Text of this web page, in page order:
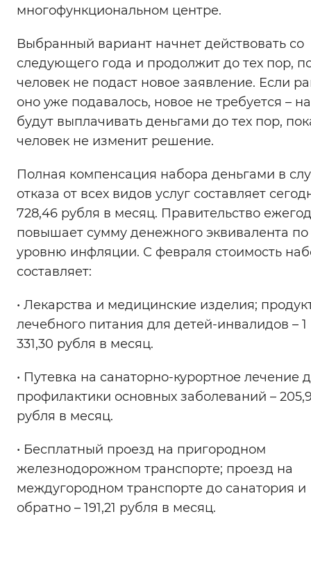
многофункциональном центре.
Выбранный вариант начнет действовать со
следующего года и продолжит до тех пор,
человек не подаст новое заявление. Если
оно уже подавалось, новое не требуется –
будут выплачивать деньгами до тех пор,
человек не изменит решение.
Полная компенсация набора деньгами в
отказа от всех видов услуг составляет
728,46 рубля в месяц. Правительство
повышает сумму денежного эквивалента по
уровню инфляции. С февраля стоимость
составляет:
• Лекарства и медицинские изделия;
лечебного питания для детей-инвалидов – 1
331,30 рубля в месяц.
• Путевка на санаторно-курортное лечение
профилактики основных заболеваний –
рубля в месяц.
• Бесплатный проезд на пригородном
железнодорожном транспорте; проезд на
междугородном транспорте до санатория и
обратно – 191,21 рубля в месяц.